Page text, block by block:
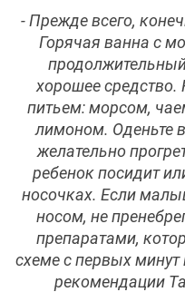
- Прежде всего,
Горячая ванна с
хорошее средство.
питьем: морсом,
лимоном. Оденьте
желательно
ребенок посидит
носочках. Если
носом, не
препаратами,
схеме с первых минут
рекомендации